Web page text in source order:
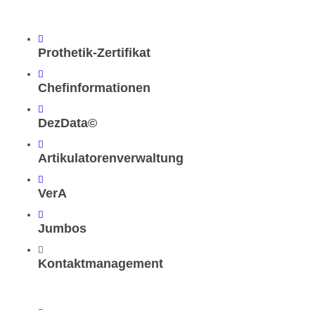
Prothetik-Zertifikat
Chefinformationen
DezData©
Artikulatorenverwaltung
VerA
Jumbos
Kontaktmanagement